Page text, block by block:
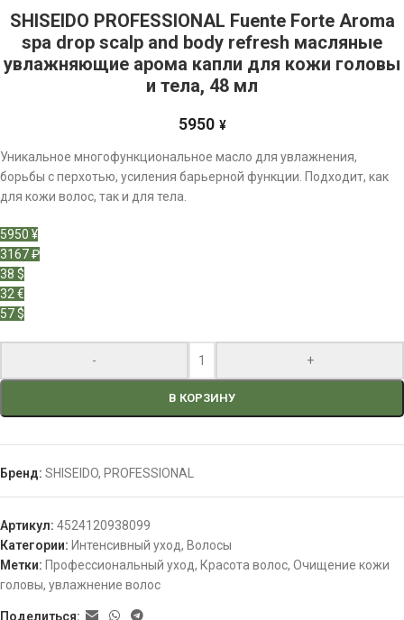
SHISEIDO PROFESSIONAL Fuente Forte Aroma
spa drop scalp and body refresh масляные
увлажняющие арома капли для кожи головы
и тела, 48 мл
5950 ¥
Уникальное многофункциональное масло для увлажнения,
борьбы с перхотью, усиления барьерной функции. Подходит, как
для кожи волос, так и для тела.
5950 ¥
3167 ₽
38 $
32 €
57 $
- +
В КОРЗИНУ
Бренд: SHISEIDO, PROFESSIONAL
Артикул: 4524120938099
Категории: Интенсивный уход, Волосы
Метки: Профессиональный уход, Красота волос, Очищение кожи
головы, увлажнение волос
Поделиться: